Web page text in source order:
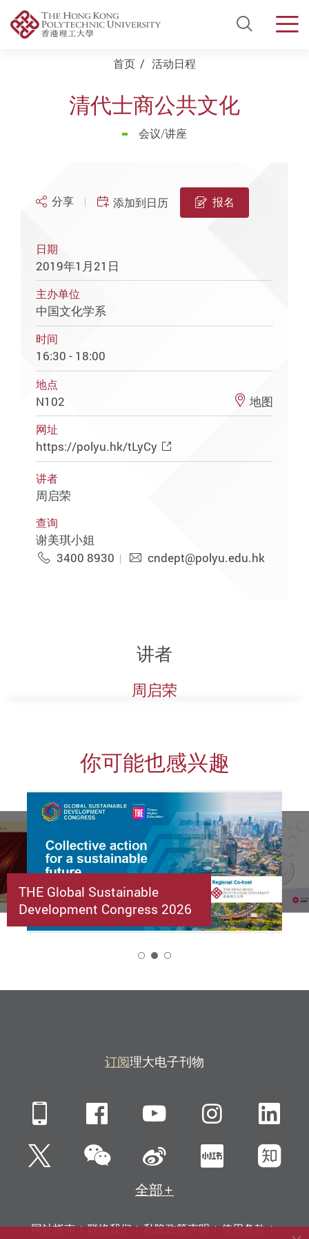
Open
首页 活动日程
清代士商公共文化
会议/讲座
分享 添加到日历 报名
日期
2019年1月21日
主办单位
中国文化学系
时间
16:30 - 18:00
地点
N102 地图
网址
https://polyu.hk/tLyCy
讲者
周启荣
查询
谢美琪小姐
3400 8930
cndept@polyu.edu.hk
讲者
周启荣
你可能也感兴趣
THE Global Sustainable
Development Congress 2026
订阅理大电子刊物
Mobile FacebookYouTube
Twitter微信 新浪微博小红书知
全部
网站指南 联络我们 私隐政策声明 使用条款